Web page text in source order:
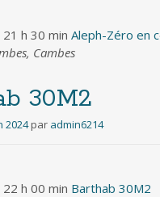
h 30 min Aleph-Zéro en
Cambes
30M2
2024 par admin6214
h 00 min Barthab 30M2